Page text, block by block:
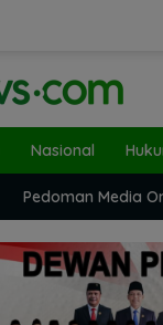
Nasional
Pedoman Media